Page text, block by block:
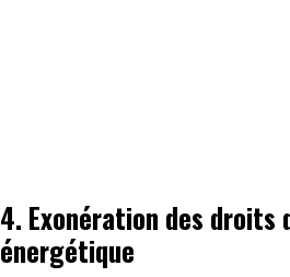
4. Exonération des
énergétique